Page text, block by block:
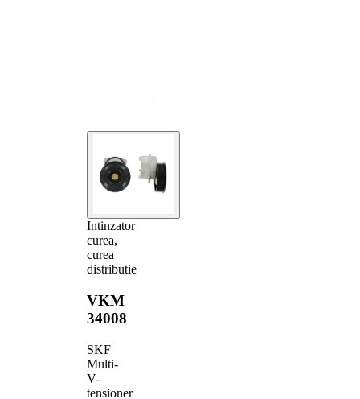
Intinzator
curea,
curea
distributie
VKM
34008
SKF
Multi-
V-
tensioner